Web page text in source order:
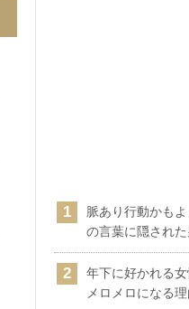
脈あり行動かも
の言葉に隠され
年下に好かれる
メロメロになる